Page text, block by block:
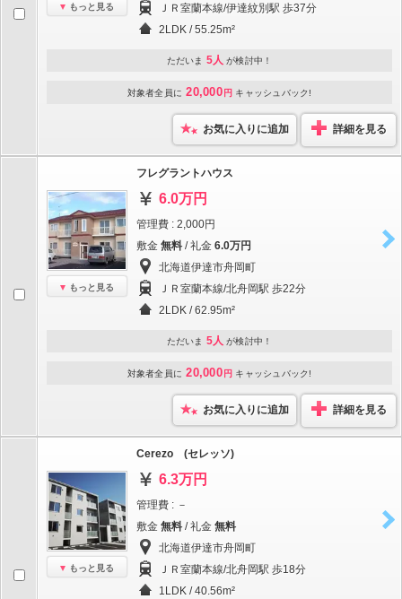
もっと見る
ＪＲ室蘭本線/伊達紋別駅 歩37分
2LDK / 55.25m²
ただいま 5人 が検討中！
対象者全員に 20,000 円 キャッシュバック!
お気に入りに追加 詳細を見る
もっと見る
フレグラントハウス
6.0万円
管理費 : 2,000円
敷金 無料 / 礼金 6.0万円
北海道伊達市舟岡町
ＪＲ室蘭本線/北舟岡駅 歩22分
2LDK / 62.95m²
ただいま 5人 が検討中！
対象者全員に 20,000 円 キャッシュバック!
お気に入りに追加 詳細を見る
もっと見る
Cerezo (セレッソ)
6.3万円
管理費 : －
敷金 無料 / 礼金 無料
北海道伊達市舟岡町
ＪＲ室蘭本線/北舟岡駅 歩18分
1LDK / 40.56m²